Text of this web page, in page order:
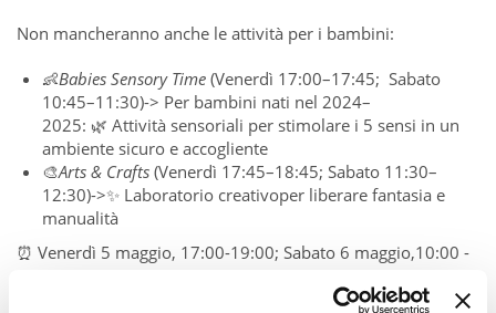
Non mancheranno anche le attività per i bambini:
👶Babies Sensory Time(Venerdì 17:00–17:45; Sabato
10:45–11:30)-> Per bambini nati nel 2024–
2025: 🌿 Attività sensoriali per stimolare i 5 sensi in un
ambiente sicuro e accogliente
🎨Arts & Crafts(Venerdì 17:45–18:45; Sabato 11:30–
12:30)->✨Laboratorio creativoper liberare fantasia e
manualità
⏰ Venerdì 5 maggio, 17:00-19:00; Sabato 6 maggio,10:00 -